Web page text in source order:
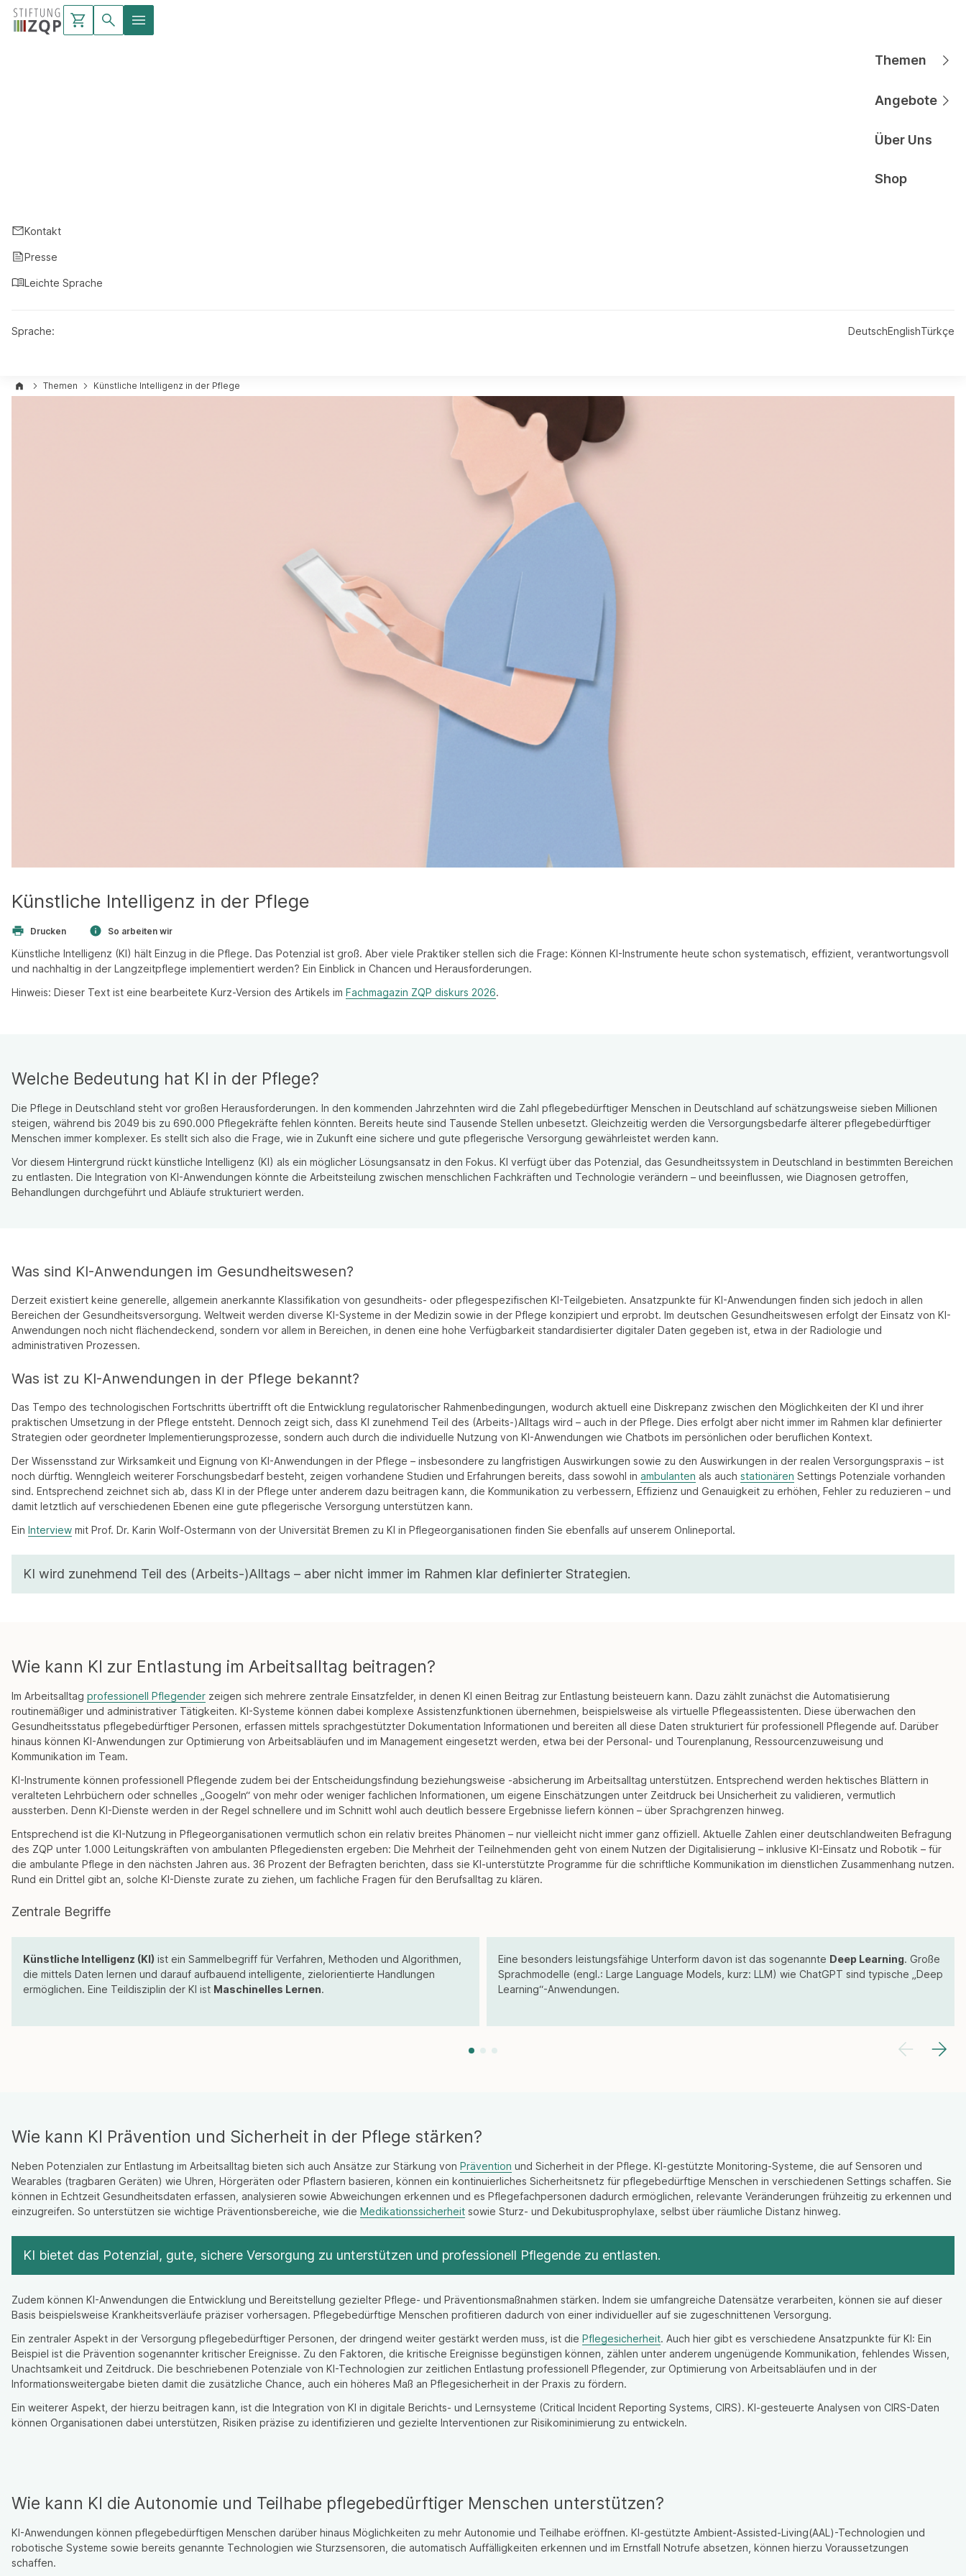
Sprache: DeutschEnglishTürkçe
Kontakt
Presse
Leichte Sprache
Themen
Angebote
Über Uns
Shop
Themen Künstliche Intelligenz in der Pflege
Künstliche Intelligenz in der Pflege
Drucken So arbeiten wir
Künstliche Intelligenz (KI) hält Einzug in die Pflege. Das Potenzial ist groß. Aber viele Praktiker stellen sich die Frage: Können KI-Instrumente heute schon systematisch, effizient, verantwortungsvoll
und nachhaltig in der Langzeitpflege implementiert werden? Ein Einblick in Chancen und Herausforderungen.
Hinweis: Dieser Text ist eine bearbeitete Kurz-Version des Artikels im Fachmagazin ZQP diskurs 2026.
Welche Bedeutung hat KI in der Pflege?
Die Pflege in Deutschland steht vor großen Herausforderungen. In den kommenden Jahrzehnten wird die Zahl pflegebedürftiger Menschen in Deutschland auf schätzungsweise sieben Millionen
steigen, während bis 2049 bis zu 690.000 Pflegekräfte fehlen könnten. Bereits heute sind Tausende Stellen unbesetzt. Gleichzeitig werden die Versorgungsbedarfe älterer pflegebedürftiger
Menschen immer komplexer. Es stellt sich also die Frage, wie in Zukunft eine sichere und gute pflegerische Versorgung gewährleistet werden kann.
Vor diesem Hintergrund rückt künstliche Intelligenz (KI) als ein möglicher Lösungsansatz in den Fokus. KI verfügt über das Potenzial, das Gesundheitssystem in Deutschland in bestimmten Bereichen
zu entlasten. Die Integration von KI-Anwendungen könnte die Arbeitsteilung zwischen menschlichen Fachkräften und Technologie verändern – und beeinflussen, wie Diagnosen getroffen,
Behandlungen durchgeführt und Abläufe strukturiert werden.
Was sind KI-Anwendungen im Gesundheitswesen?
Derzeit existiert keine generelle, allgemein anerkannte Klassifikation von gesundheits- oder pflegespezifischen KI-Teilgebieten. Ansatzpunkte für KI-Anwendungen finden sich jedoch in allen
Bereichen der Gesundheitsversorgung. Weltweit werden diverse KI-Systeme in der Medizin sowie in der Pflege konzipiert und erprobt. Im deutschen Gesundheitswesen erfolgt der Einsatz von KI-
Anwendungen noch nicht flächendeckend, sondern vor allem in Bereichen, in denen eine hohe Verfügbarkeit standardisierter digitaler Daten gegeben ist, etwa in der Radiologie und
administrativen Prozessen.
Was ist zu KI-Anwendungen in der Pflege bekannt?
Das Tempo des technologischen Fortschritts übertrifft oft die Entwicklung regulatorischer Rahmenbedingungen, wodurch aktuell eine Diskrepanz zwischen den Möglichkeiten der KI und ihrer
praktischen Umsetzung in der Pflege entsteht. Dennoch zeigt sich, dass KI zunehmend Teil des (Arbeits-)Alltags wird – auch in der Pflege. Dies erfolgt aber nicht immer im Rahmen klar definierter
Strategien oder geordneter Implementierungsprozesse, sondern auch durch die individuelle Nutzung von KI-Anwendungen wie Chatbots im persönlichen oder beruflichen Kontext.
Der Wissensstand zur Wirksamkeit und Eignung von KI-Anwendungen in der Pflege – insbesondere zu langfristigen Auswirkungen sowie zu den Auswirkungen in der realen Versorgungspraxis – ist
noch dürftig. Wenngleich weiterer Forschungsbedarf besteht, zeigen vorhandene Studien und Erfahrungen bereits, dass sowohl in ambulanten als auch stationären Settings Potenziale vorhanden
sind. Entsprechend zeichnet sich ab, dass KI in der Pflege unter anderem dazu beitragen kann, die Kommunikation zu verbessern, Effizienz und Genauigkeit zu erhöhen, Fehler zu reduzieren – und
damit letztlich auf verschiedenen Ebenen eine gute pflegerische Versorgung unterstützen kann.
Ein Interview mit Prof. Dr. Karin Wolf-Ostermann von der Universität Bremen zu KI in Pflegeorganisationen finden Sie ebenfalls auf unserem Onlineportal.
KI wird zunehmend Teil des (Arbeits-)Alltags – aber nicht immer im Rahmen klar definierter Strategien.
Wie kann KI zur Entlastung im Arbeitsalltag beitragen?
Im Arbeitsalltag professionell Pflegender zeigen sich mehrere zentrale Einsatzfelder, in denen KI einen Beitrag zur Entlastung beisteuern kann. Dazu zählt zunächst die Automatisierung
routinemäßiger und administrativer Tätigkeiten. KI-Systeme können dabei komplexe Assistenzfunktionen übernehmen, beispielsweise als virtuelle Pflegeassistenten. Diese überwachen den
Gesundheitsstatus pflegebedürftiger Personen, erfassen mittels sprachgestützter Dokumentation Informationen und bereiten all diese Daten strukturiert für professionell Pflegende auf. Darüber
hinaus können KI-Anwendungen zur Optimierung von Arbeitsabläufen und im Management eingesetzt werden, etwa bei der Personal- und Tourenplanung, Ressourcenzuweisung und
Kommunikation im Team.
KI-Instrumente können professionell Pflegende zudem bei der Entscheidungsfindung beziehungsweise -absicherung im Arbeitsalltag unterstützen. Entsprechend werden hektisches Blättern in
veralteten Lehrbüchern oder schnelles „Googeln“ von mehr oder weniger fachlichen Informationen, um eigene Einschätzungen unter Zeitdruck bei Unsicherheit zu validieren, vermutlich
aussterben. Denn KI-Dienste werden in der Regel schnellere und im Schnitt wohl auch deutlich bessere Ergebnisse liefern können – über Sprachgrenzen hinweg.
Entsprechend ist die KI-Nutzung in Pflegeorganisationen vermutlich schon ein relativ breites Phänomen – nur vielleicht nicht immer ganz offiziell. Aktuelle Zahlen einer deutschlandweiten Befragung
des ZQP unter 1.000 Leitungskräften von ambulanten Pflegediensten ergeben: Die Mehrheit der Teilnehmenden geht von einem Nutzen der Digitalisierung – inklusive KI-Einsatz und Robotik – für
die ambulante Pflege in den nächsten Jahren aus. 36 Prozent der Befragten berichten, dass sie KI-unterstützte Programme für die schriftliche Kommunikation im dienstlichen Zusammenhang nutzen.
Rund ein Drittel gibt an, solche KI-Dienste zurate zu ziehen, um fachliche Fragen für den Berufsalltag zu klären.
Zentrale Begriffe
Künstliche Intelligenz (KI) ist ein Sammelbegriff für Verfahren, Methoden und Algorithmen,
die mittels Daten lernen und darauf aufbauend intelligente, zielorientierte Handlungen
ermöglichen. Eine Teildisziplin der KI ist Maschinelles Lernen.
Eine besonders leistungsfähige Unterform davon ist das sogenannte Deep Learning. Große
Sprachmodelle (engl.: Large Language Models, kurz: LLM) wie ChatGPT sind typische „Deep
Learning“-Anwendungen.
Wie kann KI Prävention und Sicherheit in der Pflege stärken?
Neben Potenzialen zur Entlastung im Arbeitsalltag bieten sich auch Ansätze zur Stärkung von Prävention und Sicherheit in der Pflege. KI-gestützte Monitoring-Systeme, die auf Sensoren und
Wearables (tragbaren Geräten) wie Uhren, Hörgeräten oder Pflastern basieren, können ein kontinuierliches Sicherheitsnetz für pflegebedürftige Menschen in verschiedenen Settings schaffen. Sie
können in Echtzeit Gesundheitsdaten erfassen, analysieren sowie Abweichungen erkennen und es Pflegefachpersonen dadurch ermöglichen, relevante Veränderungen frühzeitig zu erkennen und
einzugreifen. So unterstützen sie wichtige Präventionsbereiche, wie die Medikationssicherheit sowie Sturz- und Dekubitusprophylaxe, selbst über räumliche Distanz hinweg.
KI bietet das Potenzial, gute, sichere Versorgung zu unterstützen und professionell Pflegende zu entlasten.
Zudem können KI-Anwendungen die Entwicklung und Bereitstellung gezielter Pflege- und Präventionsmaßnahmen stärken. Indem sie umfangreiche Datensätze verarbeiten, können sie auf dieser
Basis beispielsweise Krankheitsverläufe präziser vorhersagen. Pflegebedürftige Menschen profitieren dadurch von einer individueller auf sie zugeschnittenen Versorgung.
Ein zentraler Aspekt in der Versorgung pflegebedürftiger Personen, der dringend weiter gestärkt werden muss, ist die Pflegesicherheit. Auch hier gibt es verschiedene Ansatzpunkte für KI: Ein
Beispiel ist die Prävention sogenannter kritischer Ereignisse. Zu den Faktoren, die kritische Ereignisse begünstigen können, zählen unter anderem ungenügende Kommunikation, fehlendes Wissen,
Unachtsamkeit und Zeitdruck. Die beschriebenen Potenziale von KI-Technologien zur zeitlichen Entlastung professionell Pflegender, zur Optimierung von Arbeitsabläufen und in der
Informationsweitergabe bieten damit die zusätzliche Chance, auch ein höheres Maß an Pflegesicherheit in der Praxis zu fördern.
Ein weiterer Aspekt, der hierzu beitragen kann, ist die Integration von KI in digitale Berichts- und Lernsysteme (Critical Incident Reporting Systems, CIRS). KI-gesteuerte Analysen von CIRS-Daten
können Organisationen dabei unterstützen, Risiken präzise zu identifizieren und gezielte Interventionen zur Risikominimierung zu entwickeln.
Wie kann KI die Autonomie und Teilhabe pflegebedürftiger Menschen unterstützen?
KI-Anwendungen können pflegebedürftigen Menschen darüber hinaus Möglichkeiten zu mehr Autonomie und Teilhabe eröffnen. KI-gestützte Ambient-Assisted-Living(AAL)-Technologien und
robotische Systeme sowie bereits genannte Technologien wie Sturzsensoren, die automatisch Auffälligkeiten erkennen und im Ernstfall Notrufe absetzen, können hierzu Voraussetzungen
schaffen.